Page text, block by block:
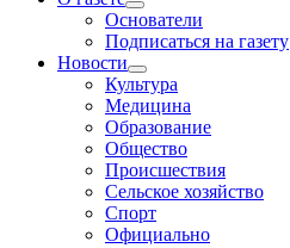
Основатели
Подписаться на газету
Новости
Культура
Медицина
Образование
Общество
Происшествия
Сельское хозяйство
Спорт
Официально